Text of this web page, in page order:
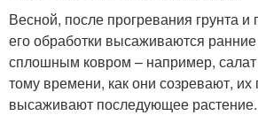
Весной, после прогревания грунта и
его обработки высаживаются ранние
сплошным ковром – например,
тому времени, как они созревают,
высаживают последующее растение.